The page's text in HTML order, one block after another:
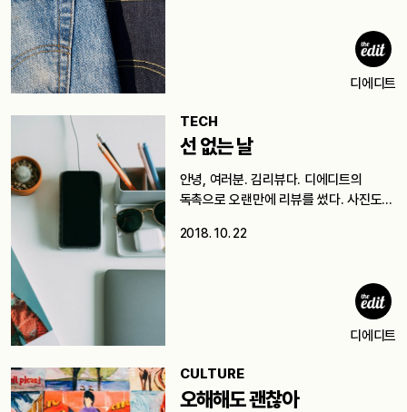
디에디트
TECH
선 없는 날
안녕, 여러분. 김리뷰다. 디에디트의
독촉으로 오랜만에 리뷰를 썼다. 사진도
2018. 10. 22
디에디트
CULTURE
오해해도 괜찮아